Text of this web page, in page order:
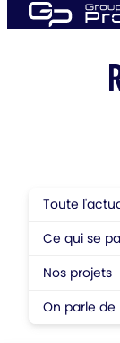
Aller
au
Toute
Ce qui se
Nos projets
On parle de